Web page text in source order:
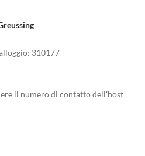
: 310177
il numero di contatto dell'host